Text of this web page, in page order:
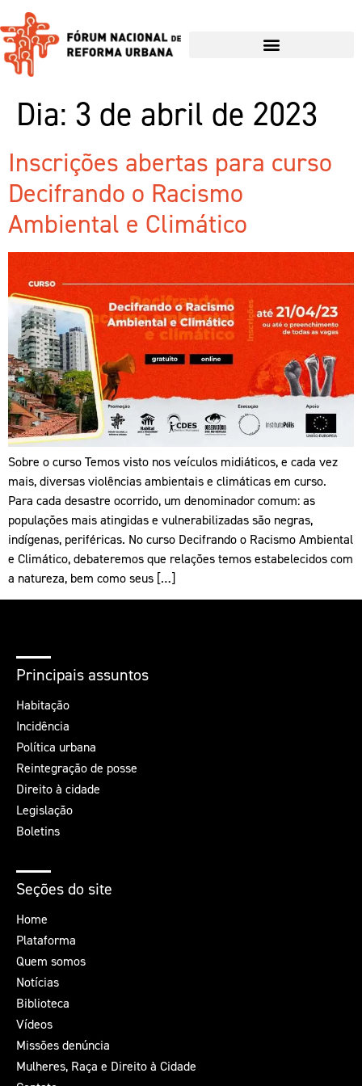
Dia: 3 de abril de 2023
Inscrições abertas para curso
Decifrando o Racismo
Ambiental e Climático
Sobre o curso Temos visto nos veículos midiáticos, e cada vez
mais, diversas violências ambientais e climáticas em curso.
Para cada desastre ocorrido, um denominador comum: as
populações mais atingidas e vulnerabilizadas são negras,
indígenas, periféricas. No curso Decifrando o Racismo Ambiental
e Climático, debateremos que relações temos estabelecidos com
a natureza, bem como seus […]
Principais assuntos
Habitação
Incidência
Política urbana
Reintegração de posse
Direito à cidade
Legislação
Boletins
Seções do site
Home
Plataforma
Quem somos
Notícias
Biblioteca
Vídeos
Missões denúncia
Mulheres, Raça e Direito à Cidade